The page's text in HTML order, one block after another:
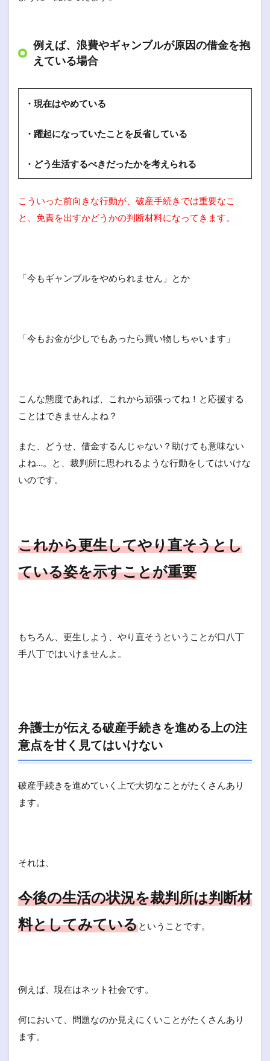
例えば、浪費やギャンブルが原因の借金を抱
えている場合
・現在はやめている
・躍起になっていたことを反省している
・どう生活するべきだったかを考えられる
こういった前向きな行動が、破産手続きでは重要なこ
と、免責を出すかどうかの判断材料になってきます。
「今もギャンブルをやめられません」とか
「今もお金が少しでもあったら買い物しちゃいます」
こんな態度であれば、これから頑張ってね！と応援する
ことはできませんよね？
また、どうせ、借金するんじゃない？助けても意味ない
よね…。と、裁判所に思われるような行動をしてはいけな
いのです。
これから更生してやり直そうとし
ている姿を示すことが重要
もちろん、更生しよう、やり直そうということが口八丁
手八丁ではいけませんよ。
弁護士が伝える破産手続きを進める上の注
意点を甘く見てはいけない
破産手続きを進めていく上で大切なことがたくさんあり
ます。
それは、
今後の生活の状況を裁判所は判断材
料としてみているということです。
例えば、現在はネット社会です。
何において、問題なのか見えにくいことがたくさんあり
ます。